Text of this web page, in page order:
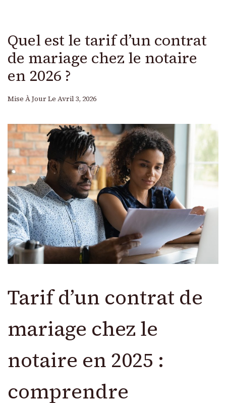
Quel est le tarif d’un contrat
de mariage chez le notaire
en 2026 ?
Mise À Jour Le Avril 3, 2026
Tarif d’un contrat de
mariage chez le
notaire en 2025 :
comprendre